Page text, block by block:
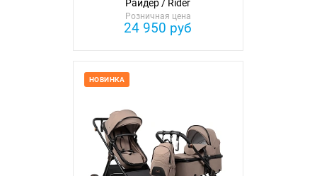
Райдер / Rider
Розничная цена
24 950 руб
НОВИНКА